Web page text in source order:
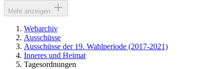
Mehr anzeigen
Webarchiv
Ausschüsse
Ausschüsse der 19. Wahlperiode (2017-2021)
Inneres und Heimat
Tagesordnungen